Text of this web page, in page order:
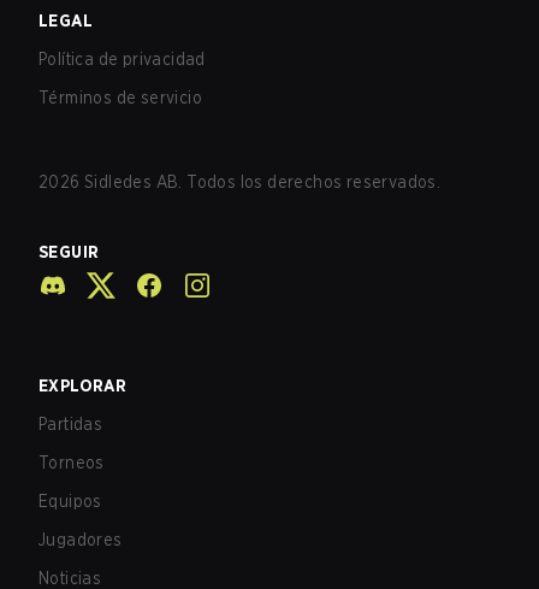
LEGAL
Política de privacidad
Términos de servicio
2026 Sidledes AB. Todos los derechos reservados.
SEGUIR
EXPLORAR
Partidas
Torneos
Equipos
Jugadores
Noticias